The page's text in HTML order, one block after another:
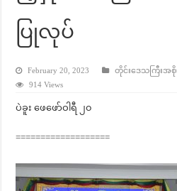
ပြုလုပ်
February 20, 2023
တိုင်းဒေသကြီးအစို
914 Views
ပဲခူး ဖေဖော်ဝါရီ ၂၀
===================